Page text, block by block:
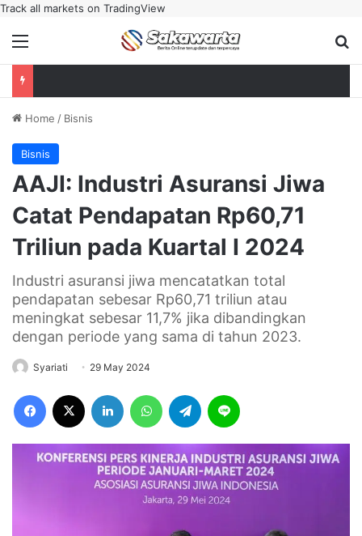
Track all markets on TradingView
Menu
Home / Bisnis
Bisnis
AAJI: Industri Asuransi Jiwa
Catat Pendapatan Rp60,71
Triliun pada Kuartal I 2024
Industri asuransi jiwa mencatatkan total
pendapatan sebesar Rp60,71 triliun atau
meningkat sebesar 11,7% jika dibandingkan
dengan periode yang sama di tahun 2023.
Syariati 29 May 2024
Facebook LinkedIn WhatsAppTelegram